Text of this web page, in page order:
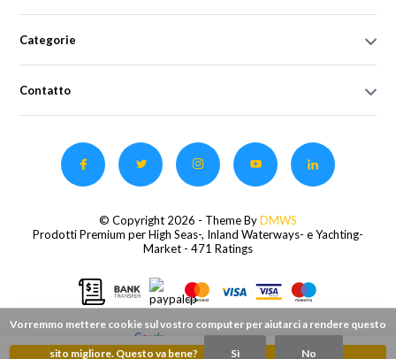
Categorie
Contatto
© Copyright 2026 - Theme ByDMWS
Prodotti Premium per High Seas-, Inland Waterways- e Yachting-
Market - 471 Ratings
Vorremmo mettere cookie sul vostro computer per aiutarci a rendere questo
sito migliore. Questo va bene? Sì No